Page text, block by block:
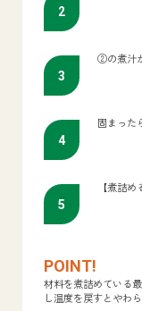
②の煮汁
固まった
【煮詰
材料を煮詰めている
し温度を戻すとやわ